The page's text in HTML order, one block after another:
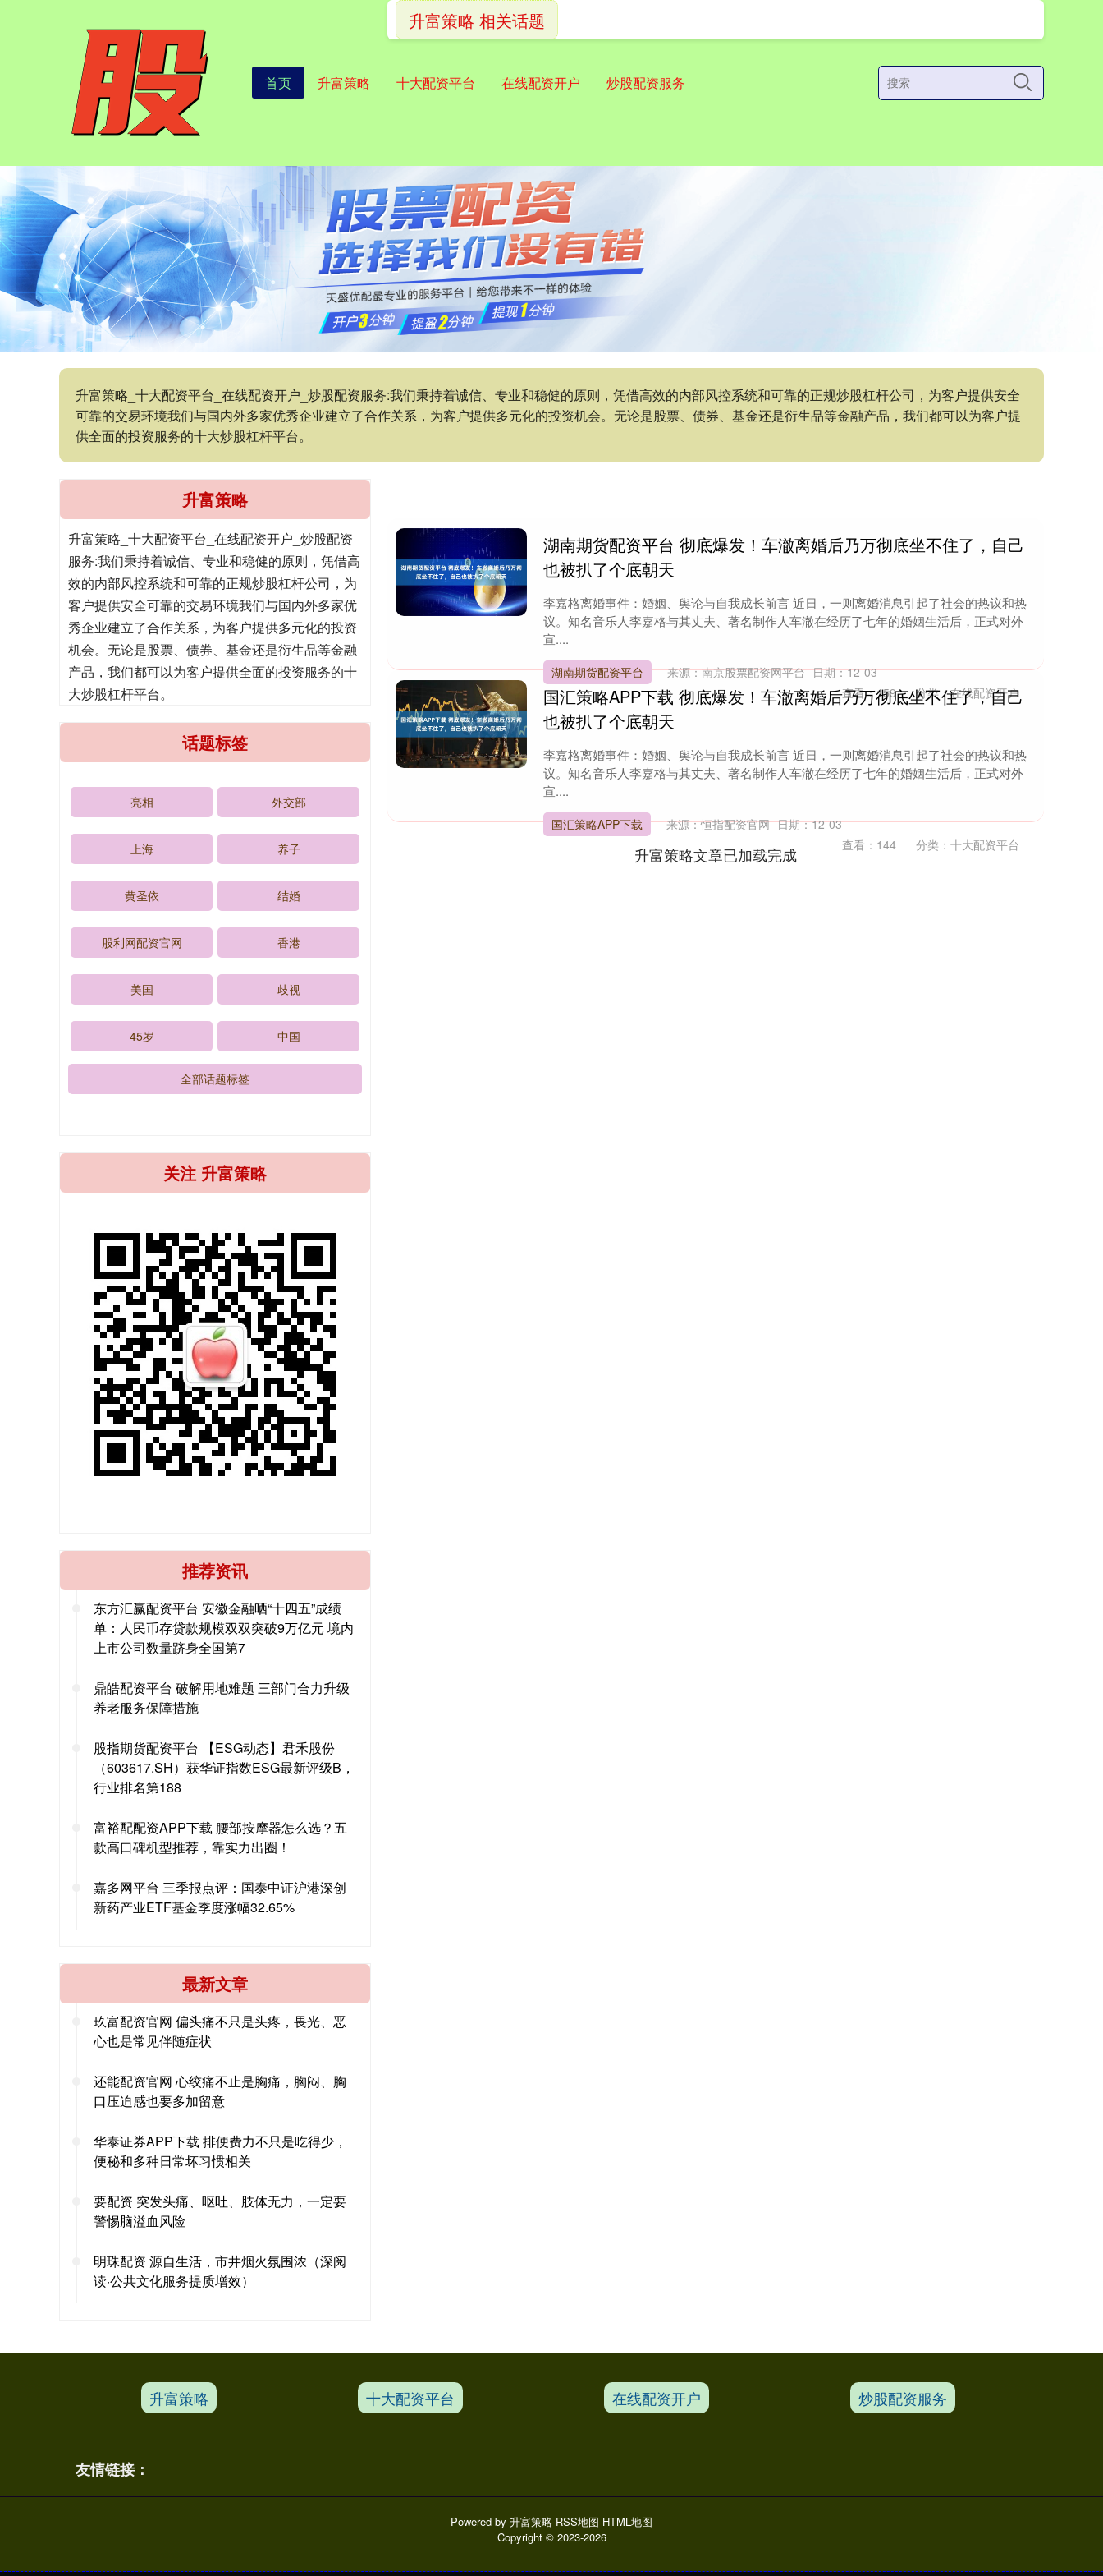
首页 升富策略 十大配资平台 在线配资开户 炒股配资服务
升富策略_十大配资平台_在线配资开户_炒股配资服务:我们秉持着诚信、专业和稳健的原则，凭借高效的内部风控系统和可靠的正规炒股杠杆公司，为客户提供安全
可靠的交易环境我们与国内外多家优秀企业建立了合作关系，为客户提供多元化的投资机会。无论是股票、债券、基金还是衍生品等金融产品，我们都可以为客户提
供全面的投资服务的十大炒股杠杆平台。
升富策略 相关话题
湖南期货配资平台 彻底爆发！车澈离婚后乃万彻底坐不住了，自己
也被扒了个底朝天
李嘉格离婚事件：婚姻、舆论与自我成长前言 近日，一则离婚消息引起了社会的热议和热
议。知名音乐人李嘉格与其丈夫、著名制作人车澈在经历了七年的婚姻生活后，正式对外
宣....
湖南期货配资平台 来源：南京股票配资网平台 日期：12-03
查看：159 分类：在线配资开户
国汇策略APP下载 彻底爆发！车澈离婚后乃万彻底坐不住了，自己
也被扒了个底朝天
李嘉格离婚事件：婚姻、舆论与自我成长前言 近日，一则离婚消息引起了社会的热议和热
议。知名音乐人李嘉格与其丈夫、著名制作人车澈在经历了七年的婚姻生活后，正式对外
宣....
国汇策略APP下载 来源：恒指配资官网 日期：12-03
查看： 144 分类： 十大配资平台
升富策略文章已加载完成
升富策略
升富策略_十大配资平台_在线配资开户_炒股配资
服务:我们秉持着诚信、专业和稳健的原则，凭借高
效的内部风控系统和可靠的正规炒股杠杆公司，为
客户提供安全可靠的交易环境我们与国内外多家优
秀企业建立了合作关系，为客户提供多元化的投资
机会。无论是股票、债券、基金还是衍生品等金融
产品，我们都可以为客户提供全面的投资服务的十
大炒股杠杆平台。
话题标签
亮相 外交部
上海 养子
黄圣依 结婚
股利网配资官网 香港
美国 歧视
45岁 中国
全部话题标签
关注 升富策略
推荐资讯
东方汇赢配资平台 安徽金融晒“十四五”成绩
单：人民币存贷款规模双双突破9万亿元 境内
上市公司数量跻身全国第7
鼎皓配资平台 破解用地难题 三部门合力升级
养老服务保障措施
股指期货配资平台 【ESG动态】君禾股份
（603617.SH）获华证指数ESG最新评级B，
行业排名第188
富裕配配资APP下载 腰部按摩器怎么选？五
款高口碑机型推荐，靠实力出圈！
嘉多网平台 三季报点评：国泰中证沪港深创
新药产业ETF基金季度涨幅32.65%
最新文章
玖富配资官网 偏头痛不只是头疼，畏光、恶
心也是常见伴随症状
还能配资官网 心绞痛不止是胸痛，胸闷、胸
口压迫感也要多加留意
华泰证券APP下载 排便费力不只是吃得少，
便秘和多种日常坏习惯相关
要配资 突发头痛、呕吐、肢体无力，一定要
警惕脑溢血风险
明珠配资 源自生活，市井烟火氛围浓（深阅
读·公共文化服务提质增效）
升富策略 十大配资平台 在线配资开户 炒股配资服务
友情链接：
Powered by 升富策略 RSS地图 HTML地图
Copyright © 2023-2026